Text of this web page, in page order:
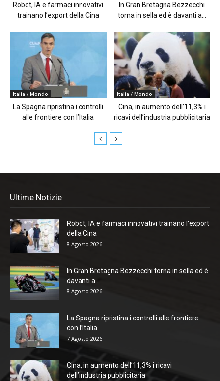
Robot, IA e farmaci innovativi
trainano l’export della Cina
In Gran Bretagna Bezzecchi
torna in sella ed è davanti a...
Italia / Mondo
La Spagna ripristina i controlli
alle frontiere con l’Italia
Italia / Mondo
Cina, in aumento dell’11,3% i
ricavi dell’industria pubblicitaria
Ultime Notizie
Robot, IA e farmaci innovativi trainano l’export
della Cina
8 Agosto 2026
In Gran Bretagna Bezzecchi torna in sella ed è
davanti a...
8 Agosto 2026
La Spagna ripristina i controlli alle frontiere
con l’Italia
7 Agosto 2026
Cina, in aumento dell’11,3% i ricavi
dell’industria pubblicitaria